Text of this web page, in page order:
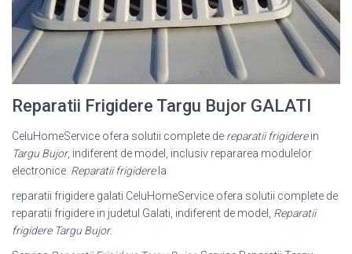
Reparatii Frigidere Targu Bujor GALATI
CeluHomeService ofera solutii complete de reparatii frigiderein
Targu Bujor, indiferent de model, inclusiv repararea modulelor
electronice. Reparatii frigiderela
reparatii frigidere galati CeluHomeService ofera solutii complete de
reparatii frigidere in judetul Galati, indiferent de model, Reparatii
frigidere Targu Bujor.